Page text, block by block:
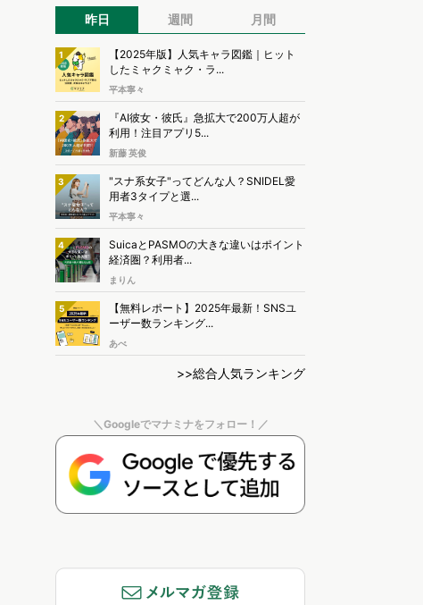
昨日 週間 月間
1
【2025年版】人気キャラ図鑑｜ヒット
したミャクミャク・ラ...
平本寧々
2
『AI彼女・彼氏』急拡大で200万人超が
利用！注目アプリ5...
新藤 英俊
3
"スナ系女子"ってどんな人？SNIDEL愛
用者3タイプと選...
平本寧々
4
SuicaとPASMOの大きな違いはポイント
経済圏？利用者...
まりん
5
【無料レポート】2025年最新！SNSユ
ーザー数ランキング...
あべ
>>総合人気ランキング
＼Googleでマナミナをフォロー！／